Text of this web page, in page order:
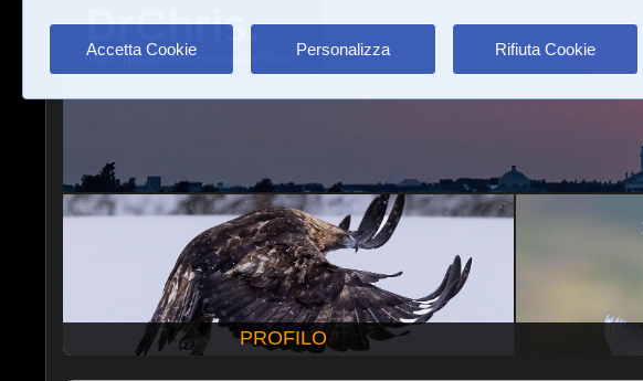
Accetta Cookie Personalizza Rifiuta Cookie
DrChris.
www.juzaphoto.com/p/DrChris.
PROFILO